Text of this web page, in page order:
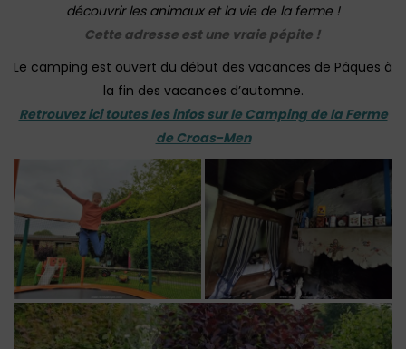
découvrir les animaux et la vie de la ferme !
Cette adresse est une vraie pépite !
Le camping est ouvert du début des vacances de Pâques à
la fin des vacances d’automne.
Retrouvez ici toutes les infos sur le Camping de la Ferme
de Croas-Men